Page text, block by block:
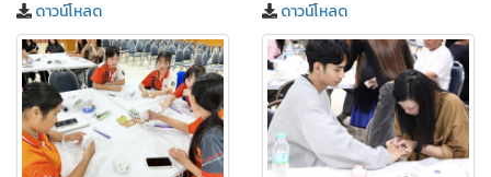
ดาวน์โหลด ดาวน์โหลด